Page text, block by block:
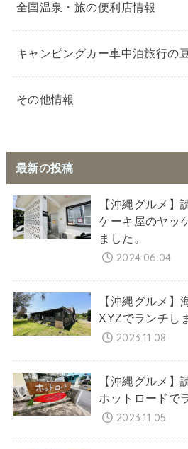
全国温泉・旅の便利店情報
キャンピングカー車中泊旅行の
その他情報
最新の投稿
【沖縄グルメ】
ケーキ屋のヤッ
ました。
2024.06.04
【沖縄グルメ】
XYZでランチし
2023.11.08
【沖縄グルメ】
ホットロードで
2023.11.05